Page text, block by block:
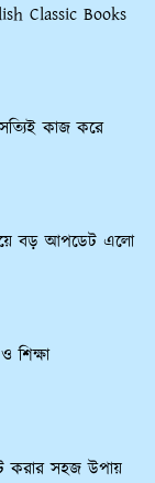
Classic Books
কাজ করে
বড় আপডেট এলো
শিক্ষা
করার সহজ উপায়